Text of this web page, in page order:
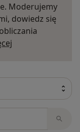
Moderujemy
dowiedz się